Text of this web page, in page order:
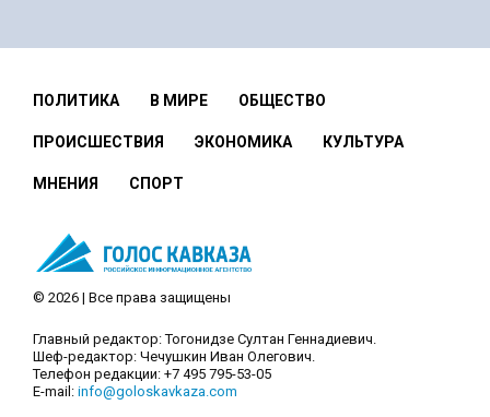
ПОЛИТИКА В МИРЕ ОБЩЕСТВО
ПРОИСШЕСТВИЯ ЭКОНОМИКА КУЛЬТУРА
МНЕНИЯ СПОРТ
© 2026 | Все права защищены
Главный редактор: Тогонидзе Султан Геннадиевич.
Шеф-редактор: Чечушкин Иван Олегович.
Телефон редакции: +7 495 795-53-05
E-mail: info@goloskavkaza.com